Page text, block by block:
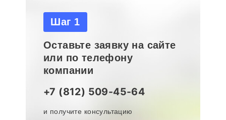
Шаг 1
Оставьте заявку на сайте
или по телефону
компании
+7 (812) 509-45-64
и получите консультацию